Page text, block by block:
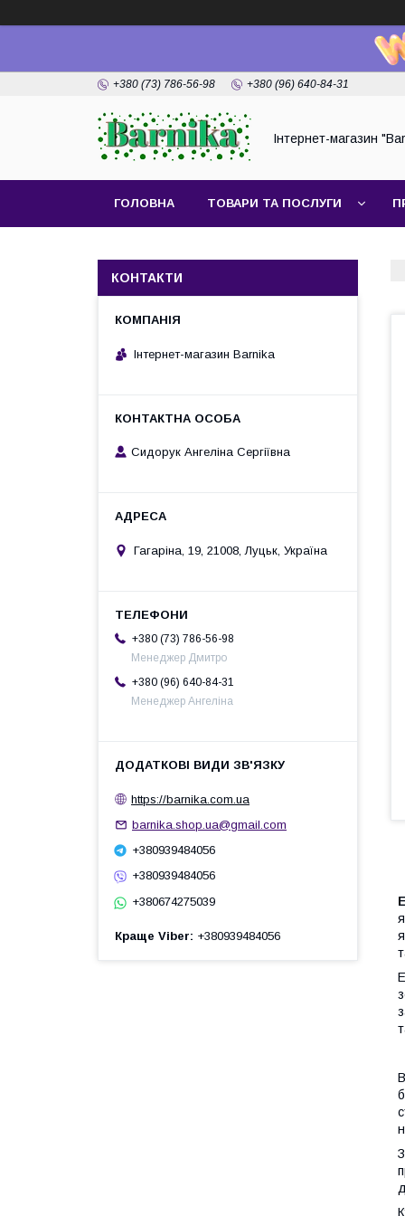
+380 (73) 786-56-98 +380 (96) 640-84-31
Інтернет-магазин
ГОЛОВНА ТОВАРИ ТА ПОСЛУГИ
КОНТАКТИ
Інтернет-магазин Barnika
Сидорук Ангеліна Сергіївна
Гагаріна, 19, 21008, Луцьк, Україна
+380 (73) 786-56-98
Менеджер Дмитро
+380 (96) 640-84-31
Менеджер Ангеліна
https://barnika.com.ua
barnika.shop.ua@gmail.com
+380939484056
+380939484056
+380674275039
Краще Viber +380939484056